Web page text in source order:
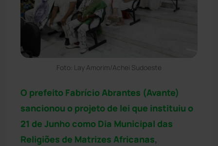
Foto: Lay Amorim/Achei Sudoeste
O prefeito Fabrício Abrantes (Avante)
sancionou o projeto de lei que instituiu o
21 de Junho como Dia Municipal das
Religiões de Matrizes Africanas,